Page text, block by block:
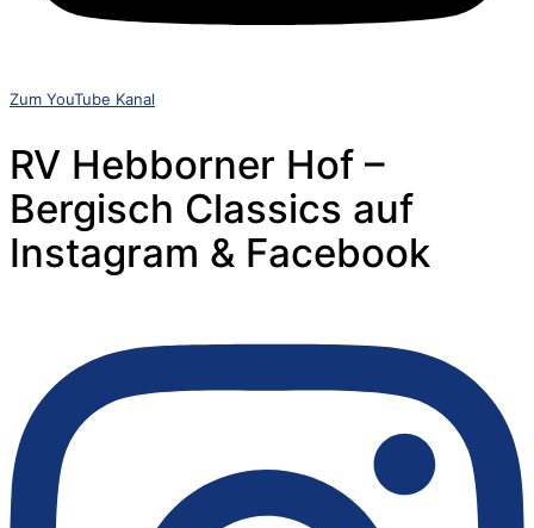
Zum YouTube Kanal
RV Hebborner Hof –
Bergisch Classics auf
Instagram & Facebook